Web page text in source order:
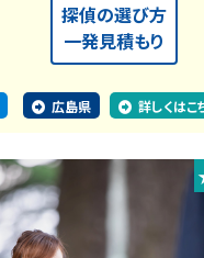
探偵の選び方
一発見積もり
広島県 詳しくはこ